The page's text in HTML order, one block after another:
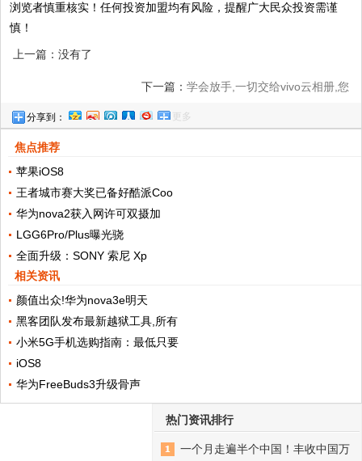
浏览者慎重核实！任何投资加盟均有风险，提醒广大民众投资需谨
慎！
上一篇：没有了
下一篇： 学会放手,一切交给vivo云相册,您
分享到： 更多
焦点推荐
苹果iOS8
王者城市赛大奖已备好酷派Coo
华为nova2获入网许可双摄加
LGG6Pro/Plus曝光骁
全面升级：SONY 索尼 Xp
相关资讯
颜值出众!华为nova3e明天
黑客团队发布最新越狱工具,所有
小米5G手机选购指南：最低只要
iOS8
华为FreeBuds3升级骨声
热门资讯排行
一个月走遍半个中国！丰收中国万